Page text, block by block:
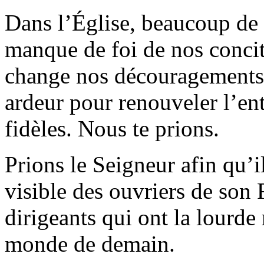
Dans l’Église, beaucoup
manque de foi de nos
change nos
ardeur pour renouveler
fidèles. Nous te prions.
Prions le Seigneur afin
visible des ouvriers de son
dirigeants qui ont la lourde
monde de demain.